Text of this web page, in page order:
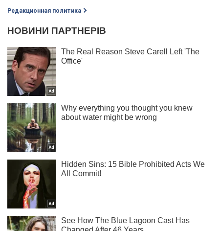
Редакционная политика